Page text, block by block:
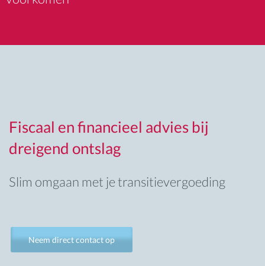
Fiscaal en financieel advies bij
dreigend ontslag
Slim omgaan met je transitievergoeding
Neem direct contact op